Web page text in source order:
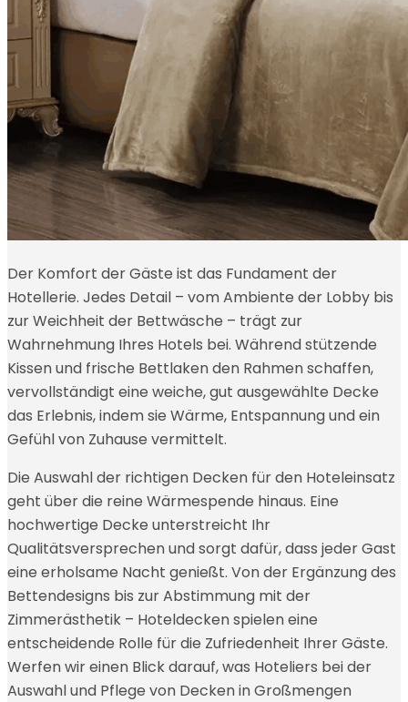
Der Komfort der Gäste ist das Fundament der
Hotellerie. Jedes Detail – vom Ambiente der Lobby bis
zur Weichheit der Bettwäsche – trägt zur
Wahrnehmung Ihres Hotels bei. Während stützende
Kissen und frische Bettlaken den Rahmen schaffen,
vervollständigt eine weiche, gut ausgewählte Decke
das Erlebnis, indem sie Wärme, Entspannung und ein
Gefühl von Zuhause vermittelt.
Die Auswahl der richtigen Decken für den Hoteleinsatz
geht über die reine Wärmespende hinaus. Eine
hochwertige Decke unterstreicht Ihr
Qualitätsversprechen und sorgt dafür, dass jeder Gast
eine erholsame Nacht genießt. Von der Ergänzung des
Bettendesigns bis zur Abstimmung mit der
Zimmerästhetik – Hoteldecken spielen eine
entscheidende Rolle für die Zufriedenheit Ihrer Gäste.
Werfen wir einen Blick darauf, was Hoteliers bei der
Auswahl und Pflege von Decken in Großmengen